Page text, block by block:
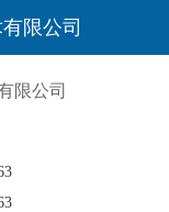
限公司
限公司